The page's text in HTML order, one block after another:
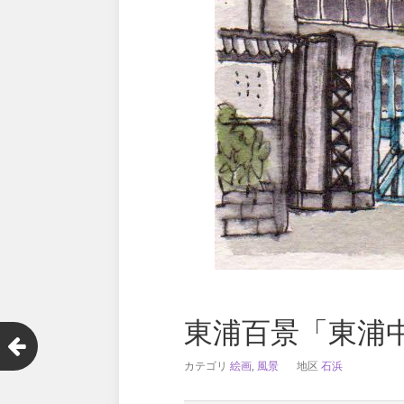
東浦百景「東浦
カテゴリ 絵画, 風景 地区 石浜